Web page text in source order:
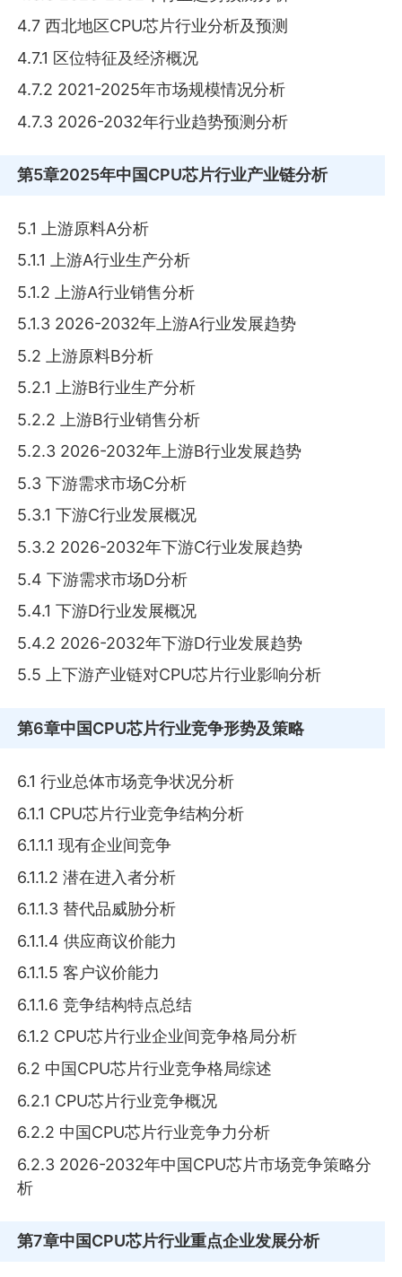
4.7 西北地区CPU芯片行业分析及预测
4.7.1 区位特征及经济概况
4.7.2 2021-2025年市场规模情况分析
4.7.3 2026-2032年行业趋势预测分析
第5章2025年中国CPU芯片行业产业链分析
5.1 上游原料A分析
5.1.1 上游A行业生产分析
5.1.2 上游A行业销售分析
5.1.3 2026-2032年上游A行业发展趋势
5.2 上游原料B分析
5.2.1 上游B行业生产分析
5.2.2 上游B行业销售分析
5.2.3 2026-2032年上游B行业发展趋势
5.3 下游需求市场C分析
5.3.1 下游C行业发展概况
5.3.2 2026-2032年下游C行业发展趋势
5.4 下游需求市场D分析
5.4.1 下游D行业发展概况
5.4.2 2026-2032年下游D行业发展趋势
5.5 上下游产业链对CPU芯片行业影响分析
第6章中国CPU芯片行业竞争形势及策略
6.1 行业总体市场竞争状况分析
6.1.1 CPU芯片行业竞争结构分析
6.1.1.1 现有企业间竞争
6.1.1.2 潜在进入者分析
6.1.1.3 替代品威胁分析
6.1.1.4 供应商议价能力
6.1.1.5 客户议价能力
6.1.1.6 竞争结构特点总结
6.1.2 CPU芯片行业企业间竞争格局分析
6.2 中国CPU芯片行业竞争格局综述
6.2.1 CPU芯片行业竞争概况
6.2.2 中国CPU芯片行业竞争力分析
6.2.3 2026-2032年中国CPU芯片市场竞争策略分
析
第7章中国CPU芯片行业重点企业发展分析